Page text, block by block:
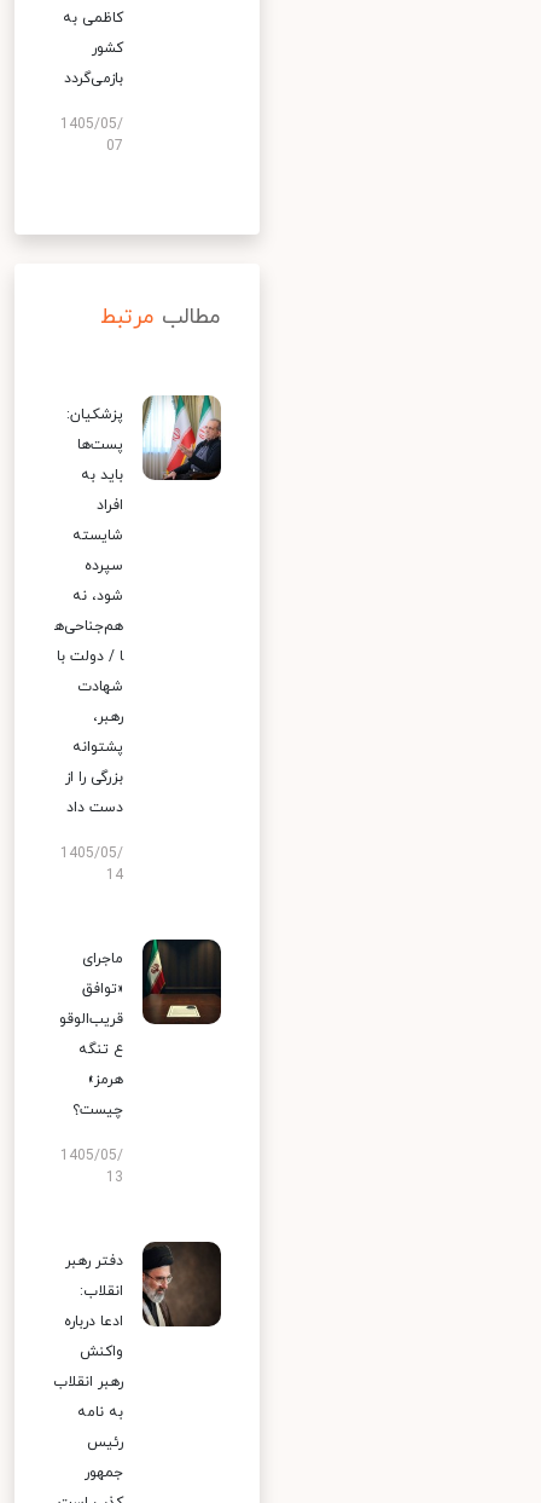
کاظمی به
کشور
بازمی‌گردد
1405/05/
07
مطالب مرتبط
پزشکیان:
پست‌ها
باید به
افراد
شایسته
سپرده
شود، نه
هم‌جناحی‌ه
ا / دولت با
شهادت
رهبر،
پشتوانه
بزرگی را از
دست داد
1405/05/
14
ماجرای
«توافق
قریب‌الوقو
ع تنگه
هرمز»
چیست؟
1405/05/
13
دفتر رهبر
انقلاب:
ادعا درباره
واکنش
رهبر انقلاب
به نامه
رئیس
جمهور